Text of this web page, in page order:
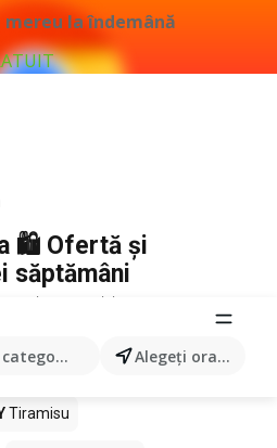
la îndemână
produse... Alegeţi oraşul
🛍️ Ofertă și
săptămâni
acest termen.
PENNY
Apă
Tiramisu